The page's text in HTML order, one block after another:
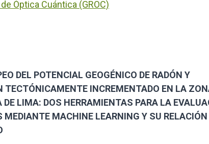
Óptica Cuántica (GROC)
DEL POTENCIAL GEOGÉNICO DE RADÓN Y
TECTÓNICAMENTE INCREMENTADO EN LA
DE LIMA: DOS HERRAMIENTAS PARA LA
MEDIANTE MACHINE LEARNING Y SU